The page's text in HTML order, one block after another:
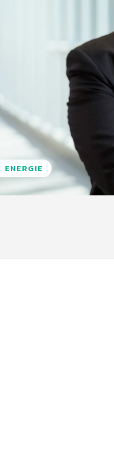
ENERGIE